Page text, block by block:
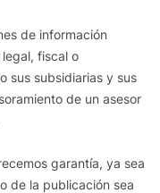
de información
fiscal o
sus subsidiarias y sus
de un asesor
garantía, ya sea
de la publicación sea